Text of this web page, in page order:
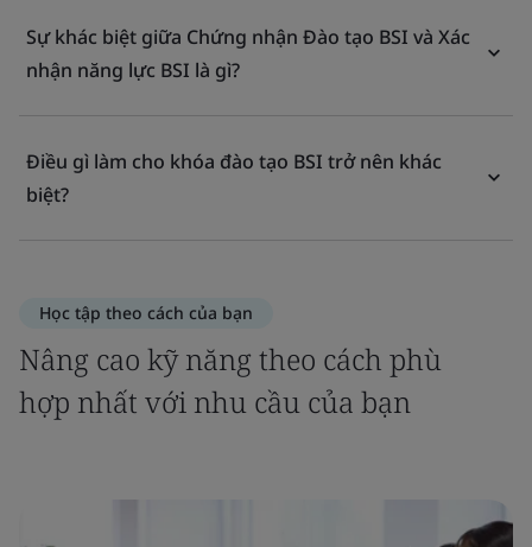
Sự khác biệt giữa Chứng nhận Đào tạo BSI và Xác
nhận năng lực BSI là gì?
Điều gì làm cho khóa đào tạo BSI trở nên khác
biệt?
Học tập theo cách của bạn
Nâng cao kỹ năng theo cách phù
hợp nhất với nhu cầu của bạn